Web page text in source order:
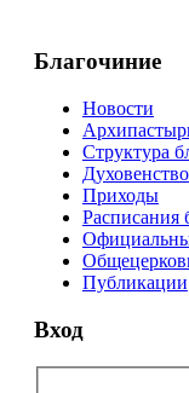
Благочиние
Новости
Структура
Духовенство
Приходы
Расписания
Публикации
Вход